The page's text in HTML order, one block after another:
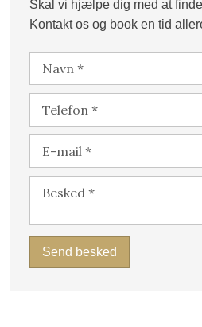
Skal vi hjælpe dig med at
​Kontakt os og book en tid